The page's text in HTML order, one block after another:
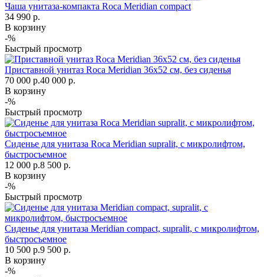
Чаша унитаза-компакта Roca Meridian compact
34 990 р.
В корзину
-%
Быстрый просмотр
Приставной унитаз Roca Meridian 36х52 см, без сиденья
70 000 р.40 000 р.
В корзину
-%
Быстрый просмотр
Сиденье для унитаза Roca Meridian supralit, с микролифтом,
быстросъемное
12 000 р.8 500 р.
В корзину
-%
Быстрый просмотр
Сиденье для унитаза Meridian compact, supralit, с микролифтом,
быстросъемное
10 500 р.9 500 р.
В корзину
-%